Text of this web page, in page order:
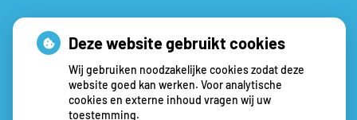
Deze website gebruikt cookies
Wij gebruiken noodzakelijke cookies zodat deze
website goed kan werken. Voor analytische
cookies en externe inhoud vragen wij uw
toestemming.